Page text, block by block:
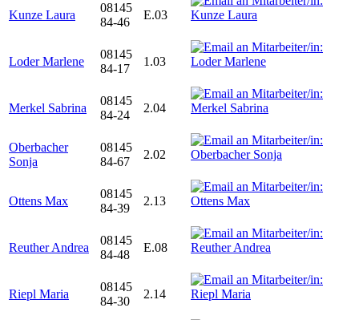
Kunze Laura
08145
84-46
E.03
Loder Marlene
08145
84-17
1.03
Merkel Sabrina
08145
84-24
2.04
Oberbacher
Sonja
08145
84-67
2.02
Ottens Max
08145
84-39
2.13
Reuther Andrea
08145
84-48
E.08
Riepl Maria
08145
84-30
2.14